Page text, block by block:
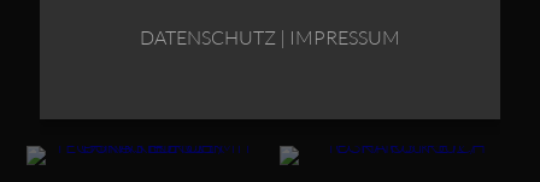
Enthält 19% MwSt.
Dieses Produkt weist mehrere Varianten auf. Die Optionen können auf der Produktseite gewählt werden Dieses Produkt weist mehrere Varianten auf. Die Optionen können auf der Produktseite gewählt werden
DATENSCHUTZ | IMPRESSUM